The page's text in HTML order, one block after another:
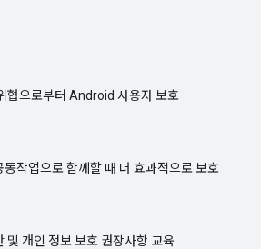
협으로부터 Android 사용자 보호
동작업으로 함께할 때 더 효과적으로 보호
및 개인 정보 보호 권장사항 교육